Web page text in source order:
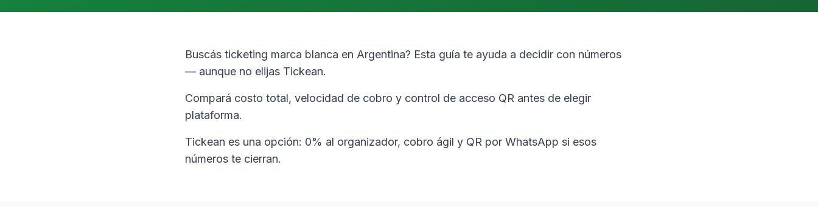
Buscás ticketing marca blanca en Argentina? Esta guía te ayuda a decidir con números
— aunque no elijas Tickean.
Compará costo total, velocidad de cobro y control de acceso QR antes de elegir
plataforma.
Tickean es una opción: 0% al organizador, cobro ágil y QR por WhatsApp si esos
números te cierran.